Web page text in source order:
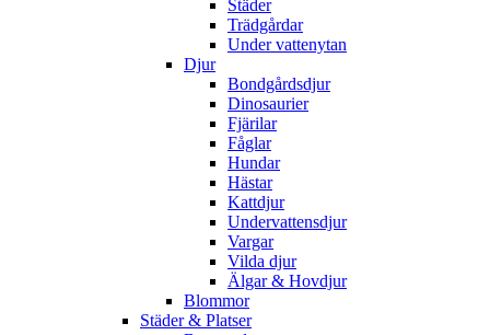
Städer
Trädgårdar
Under vattenytan
Djur
Bondgårdsdjur
Dinosaurier
Fjärilar
Fåglar
Hundar
Hästar
Kattdjur
Undervattensdjur
Vargar
Vilda djur
Älgar & Hovdjur
Blommor
Städer & Platser